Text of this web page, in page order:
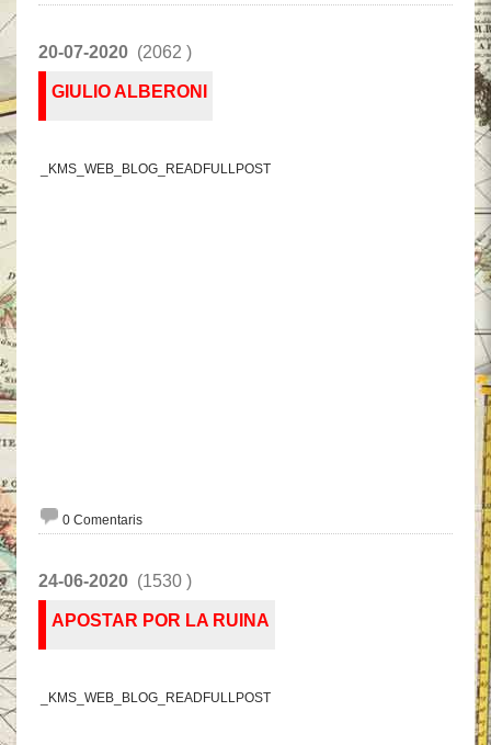
20-07-2020 (2062 )
GIULIO ALBERONI
_KMS_WEB_BLOG_READFULLPOST
0 Comentaris
24-06-2020 (1530 )
APOSTAR POR LA RUINA
_KMS_WEB_BLOG_READFULLPOST